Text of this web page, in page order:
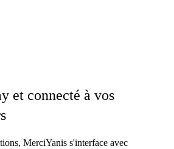
et connecté à vos
MerciYanis s'interface avec